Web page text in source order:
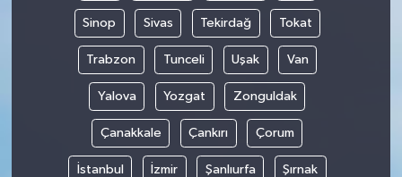
Sinop Sivas Tekirdağ Tokat
Trabzon Tunceli Uşak Van
Yalova Yozgat Zonguldak
Çanakkale Çankırı Çorum
İstanbul İzmir Şanlıurfa Şırnak